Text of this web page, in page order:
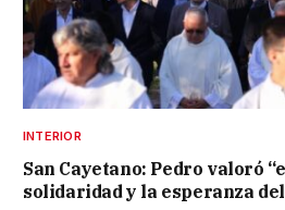
INTERIOR
San Cayetano: Pedro valoró
solidaridad y la esperanza